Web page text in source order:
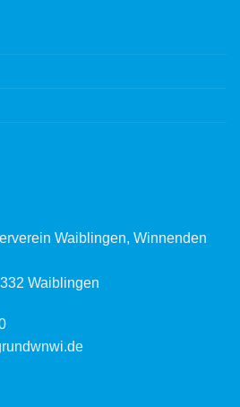
Waiblingen, Winnenden
Waiblingen